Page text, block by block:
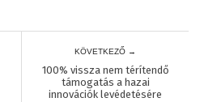
KÖVETKEZŐ →
100% vissza nem térítendő
támogatás a hazai
innovációk levédetésére